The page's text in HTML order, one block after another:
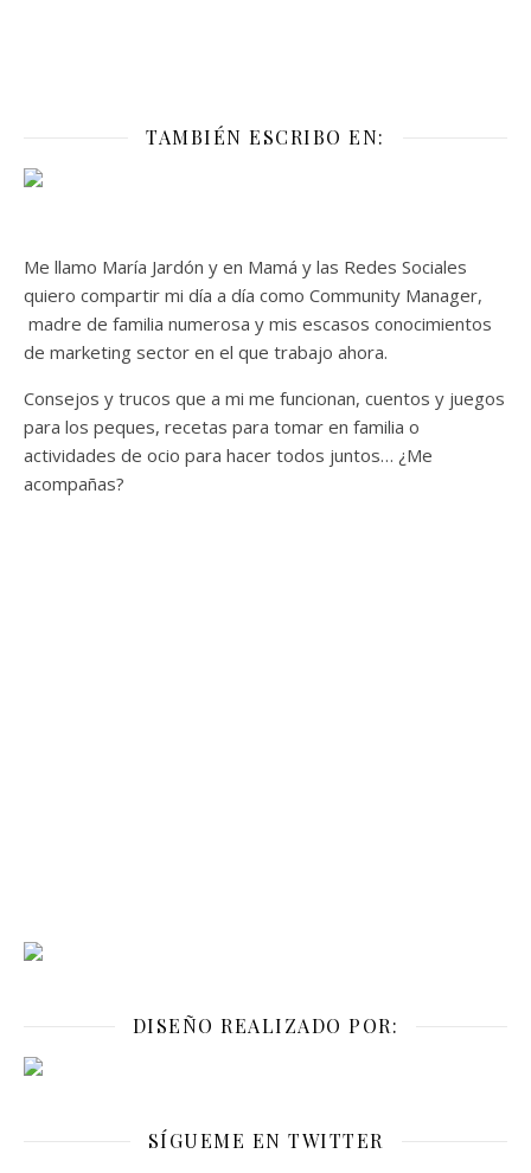
TAMBIÉN ESCRIBO EN:
Me llamo María Jardón y en Mamá y las Redes Sociales
quiero compartir mi día a día como Community Manager,
madre de familia numerosa y mis escasos conocimientos
de marketing sector en el que trabajo ahora.
Consejos y trucos que a mi me funcionan, cuentos y juegos
para los peques, recetas para tomar en familia o
actividades de ocio para hacer todos juntos… ¿Me
acompañas?
DISEÑO REALIZADO POR:
SÍGUEME EN TWITTER